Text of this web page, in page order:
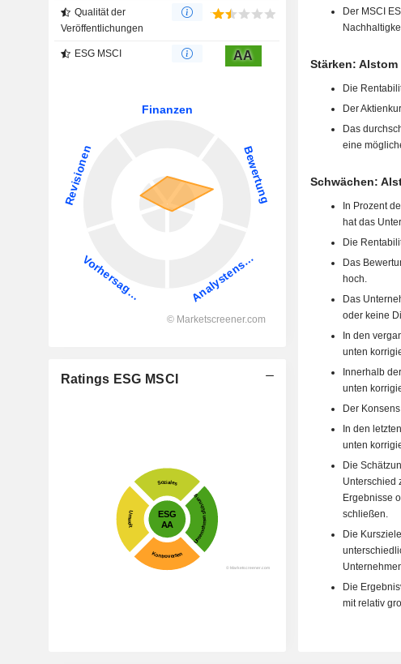
Qualität der
Veröffentlichungen
ESG MSCI AA
Ratings ESG MSCI
Der MSCI
Stärken: Alstom
Die
Der
Das
eine
Schwächen:
In Prozent
hat das
Die
Das
hoch.
Das
oder keine
In den
unten
Innerhalb
unten
Der
In den
unten
Die
Unterschied
Ergebnisse
schließen.
Die
Die
mit relativ